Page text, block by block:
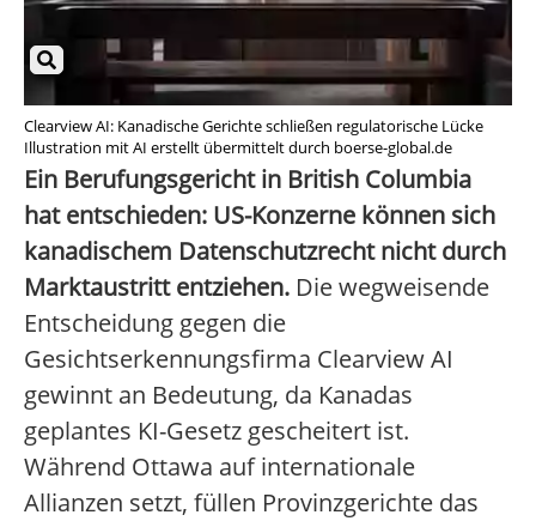
Clearview AI: Kanadische Gerichte schließen regulatorische Lücke
Illustration mit AI erstellt übermittelt durch boerse-global.de
Ein Berufungsgericht in British Columbia
hat entschieden: US-Konzerne können sich
kanadischem Datenschutzrecht nicht durch
Marktaustritt entziehen. Die wegweisende
Entscheidung gegen die
Gesichtserkennungsfirma Clearview AI
gewinnt an Bedeutung, da Kanadas
geplantes KI-Gesetz gescheitert ist.
Während Ottawa auf internationale
Allianzen setzt, füllen Provinzgerichte das